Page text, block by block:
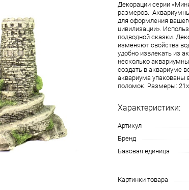
Декорации серии
размеров.
для оформления
цивилизации».
подводной сказки.
изменяют свойства
удобно извлекать из
несколько
создать в аквариуме
аквариума упакованы
поломок. Размеры:
Характеристики:
Артикул
Бренд
Базовая единица
Картинки товара